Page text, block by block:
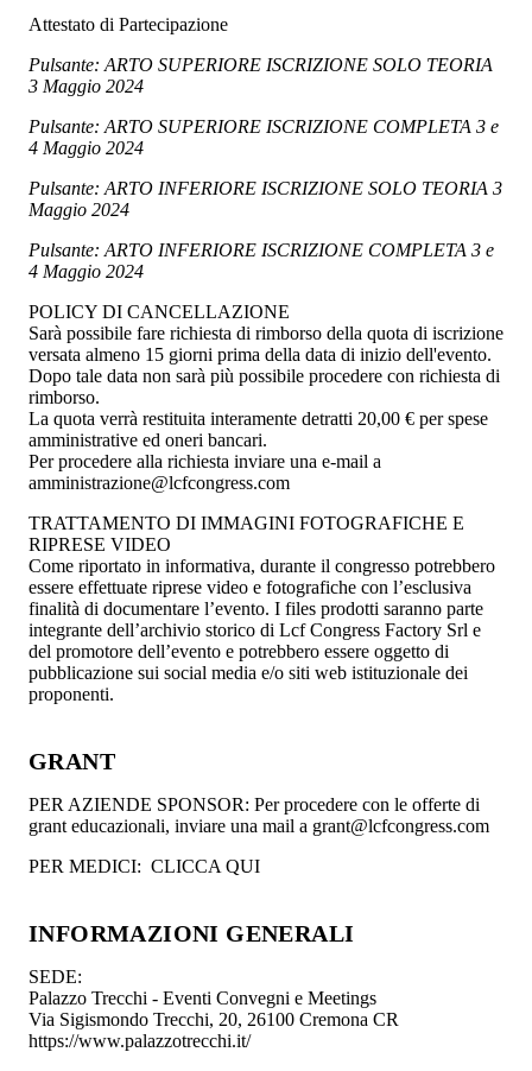
Attestato di Partecipazione
Pulsante: ARTO SUPERIORE ISCRIZIONE SOLO TEORIA
3 Maggio 2024
Pulsante: ARTO SUPERIORE ISCRIZIONE COMPLETA 3 e
4 Maggio 2024
Pulsante: ARTO INFERIORE ISCRIZIONE SOLO TEORIA 3
Maggio 2024
Pulsante: ARTO INFERIORE ISCRIZIONE COMPLETA 3 e
4 Maggio 2024
POLICY DI CANCELLAZIONE
Sarà possibile fare richiesta di rimborso della quota di iscrizione
versata almeno 15 giorni prima della data di inizio dell'evento.
Dopo tale data non sarà più possibile procedere con richiesta di
rimborso.
La quota verrà restituita interamente detratti 20,00 € per spese
amministrative ed oneri bancari.
Per procedere alla richiesta inviare una e-mail a
amministrazione@lcfcongress.com
TRATTAMENTO DI IMMAGINI FOTOGRAFICHE E
RIPRESE VIDEO
Come riportato in informativa, durante il congresso potrebbero
essere effettuate riprese video e fotografiche con l’esclusiva
finalità di documentare l’evento. I files prodotti saranno parte
integrante dell’archivio storico di Lcf Congress Factory Srl e
del promotore dell’evento e potrebbero essere oggetto di
pubblicazione sui social media e/o siti web istituzionale dei
proponenti.
GRANT
PER AZIENDE SPONSOR: Per procedere con le offerte di
grant educazionali, inviare una mail a grant@lcfcongress.com
PER MEDICI: CLICCA QUI
INFORMAZIONI GENERALI
SEDE:
Palazzo Trecchi - Eventi Convegni e Meetings
Via Sigismondo Trecchi, 20, 26100 Cremona CR
https://www.palazzotrecchi.it/